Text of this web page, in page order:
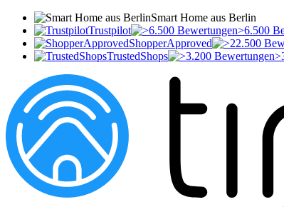
Smart Home aus Berlin
Trustpilot
>6.500
ShopperApproved
TrustedShops